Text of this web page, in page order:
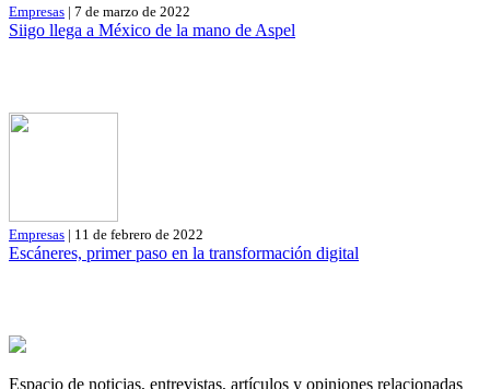
Empresas | 7 de marzo de 2022
Siigo llega a México de la mano de Aspel
Empresas | 11 de febrero de 2022
Escáneres, primer paso en la transformación digital
Espacio de noticias, entrevistas, artículos y opiniones relacionadas